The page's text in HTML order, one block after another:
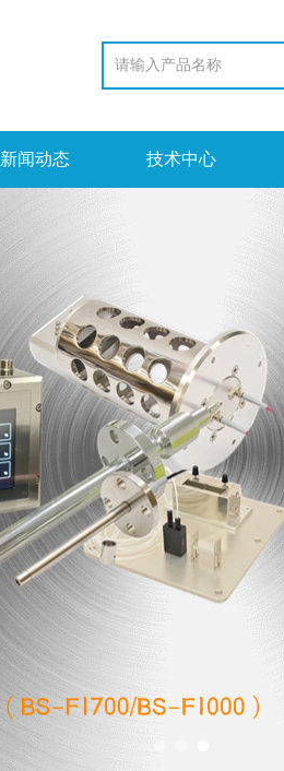
新闻动态 技术中心